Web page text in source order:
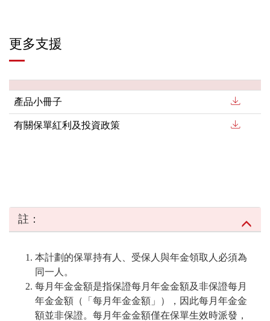
更多支援
產品小冊子
有關保單紅利及投資政策
註：
本計劃的保單持有人、受保人與年金領取人必須為
同一人。
每月年金金額是指保證每月年金金額及非保證每月
年金金額（「每月年金金額」），因此每月年金金
額並非保證。每月年金金額僅在保單生效時派發，